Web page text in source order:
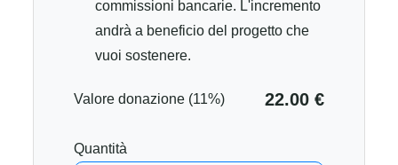
commissioni bancarie. L'incremento
andrà a beneficio del progetto che
vuoi sostenere.
Valore donazione (11%) 22.00 €
Quantità